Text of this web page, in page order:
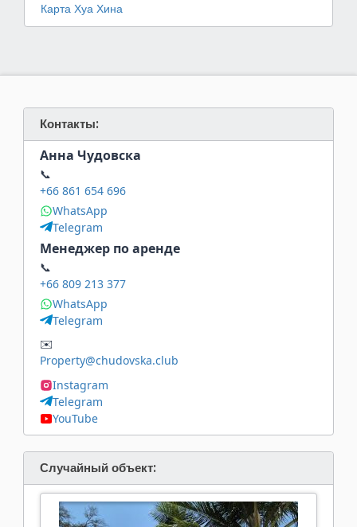
Карта Хуа Хина
Контакты:
Анна Чудовска
📞
+66 861 654 696
WhatsApp
Telegram
Менеджер по аренде
📞
+66 809 213 377
WhatsApp
Telegram
✉️
Property@chudovska.club
Instagram
Telegram
YouTube
Случайный объект: